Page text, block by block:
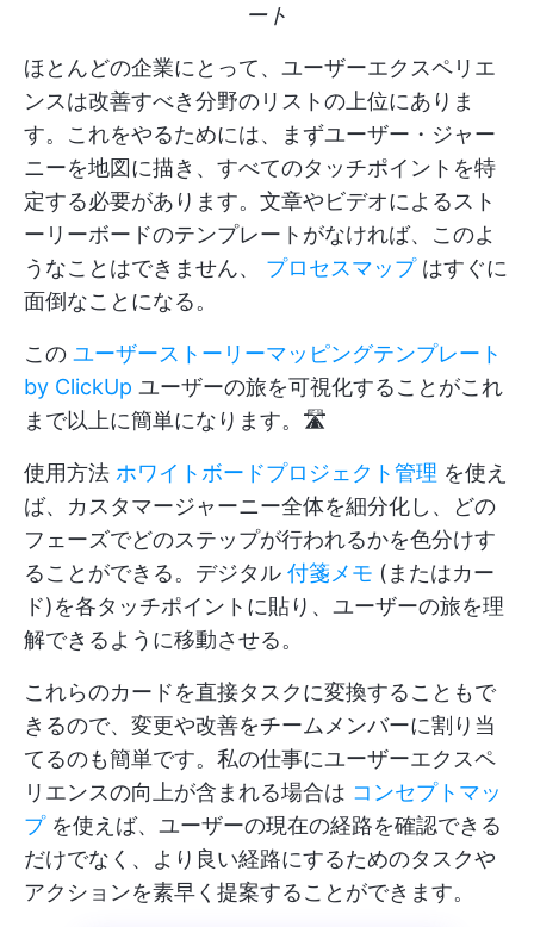
ート
ほとんどの企業にとって、ユーザーエクスペリエ
ンスは改善すべき分野のリストの上位にありま
す。これをやるためには、まずユーザー・ジャー
ニーを地図に描き、すべてのタッチポイントを特
定する必要があります。文章やビデオによるスト
ーリーボードのテンプレートがなければ、このよ
うなことはできません、 プロセスマップはすぐに
面倒なことになる。
この ユーザーストーリーマッピングテンプレート
by ClickUp ユーザーの旅を可視化することがこれ
まで以上に簡単になります。🛣️
使用方法 ホワイトボードプロジェクト管理 を使え
ば、カスタマージャーニー全体を細分化し、どの
フェーズでどのステップが行われるかを色分けす
ることができる。デジタル 付箋メモ (またはカー
ド)を各タッチポイントに貼り、ユーザーの旅を理
解できるように移動させる。
これらのカードを直接タスクに変換することもで
きるので、変更や改善をチームメンバーに割り当
てるのも簡単です。私の仕事にユーザーエクスペ
リエンスの向上が含まれる場合は コンセプトマッ
プを使えば、ユーザーの現在の経路を確認できる
だけでなく、より良い経路にするためのタスクや
アクションを素早く提案することができます。